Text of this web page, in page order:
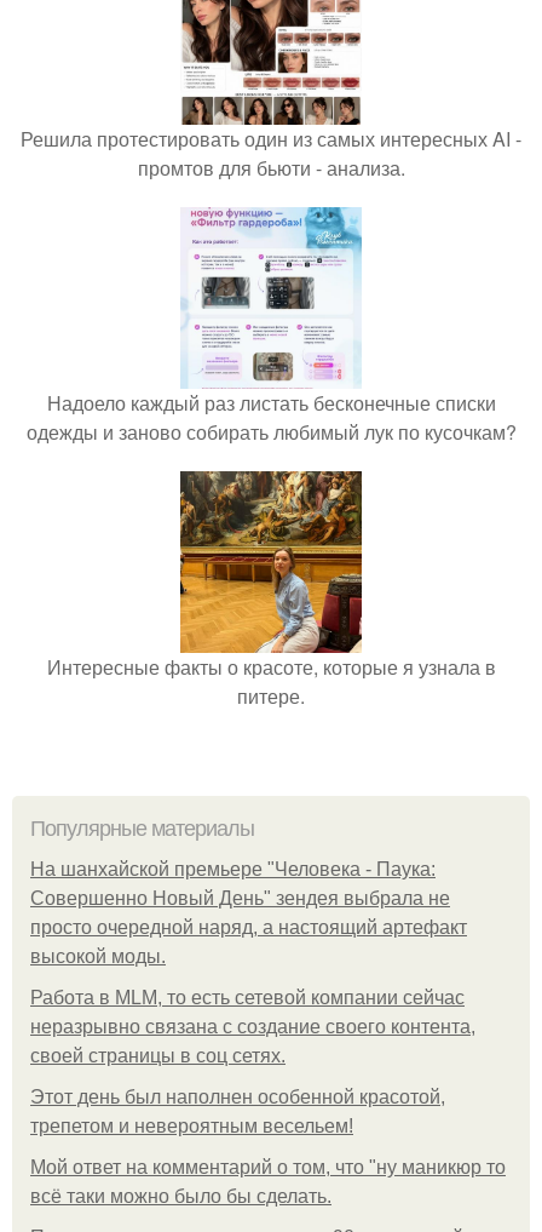
Решила протестировать один из самых интересных AI -
промтов для бьюти - анализа.
Надоело каждый раз листать бесконечные списки
одежды и заново собирать любимый лук по кусочкам?
Интересные факты о красоте, которые я узнала в
питере.
Популярные материалы
На шанхайской премьере "Человека - Паука:
Совершенно Новый День" зендея выбрала не
просто очередной наряд, а настоящий артефакт
высокой моды.
Работа в MLM, то есть сетевой компании сейчас
неразрывно связана с создание своего контента,
своей страницы в соц сетях.
Этот день был наполнен особенной красотой,
трепетом и невероятным весельем!
Мой ответ на комментарий о том, что "ну маникюр то
всё таки можно было бы сделать.